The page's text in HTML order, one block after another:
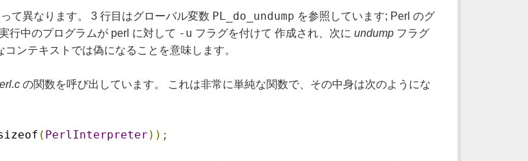
て異なります。 3 行目はグローバル変数 PL_do_undump を参照しています; Perl のグ
行中のプログラムが perl に対して -u フラグを付けて 作成され、次に undumpフラグ
ンテキストでは偽になることを意味します。
の関数を呼び出しています。 これは非常に単純な関数で、その中身は次のようにな
( PerlInterpreter ));